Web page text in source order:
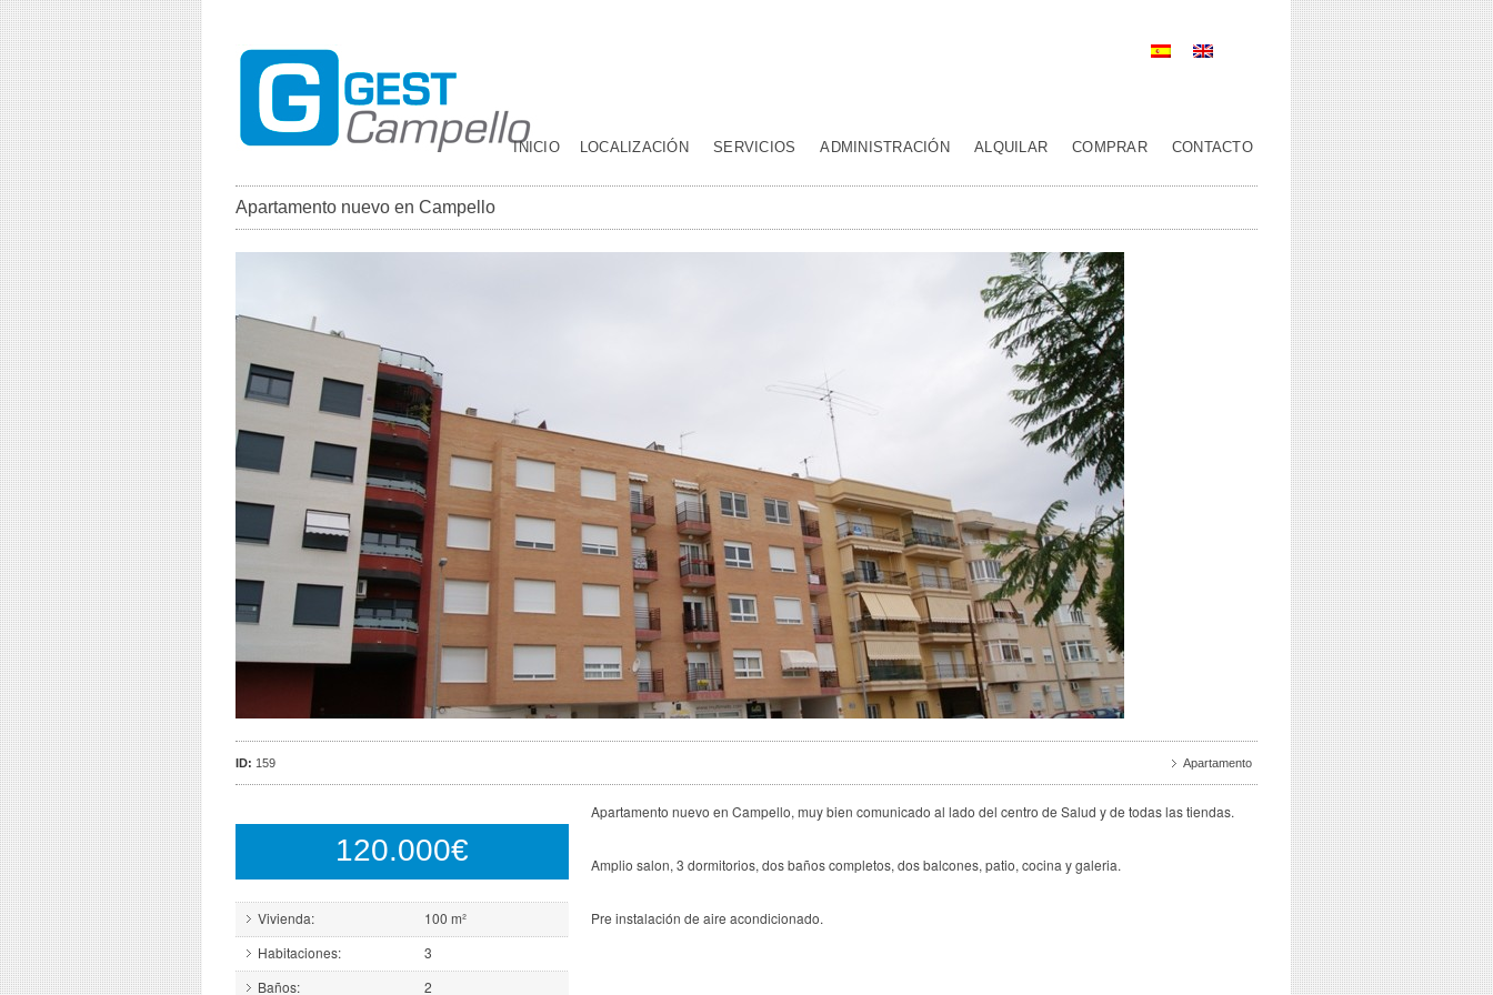
INICIO LOCALIZACIÓN SERVICIOS ADMINISTRACIÓN ALQUILAR COMPRAR CONTACTO
Apartamento nuevo en Campello
ID: 159 Apartamento
120.000€
Vivienda:
100 m²
Habitaciones:
3
Baños:
2
Apartamento nuevo en Campello, muy bien comunicado al lado del centro de Salud y de todas las tiendas.
Amplio salon, 3 dormitorios, dos baños completos, dos balcones, patio, cocina y galeria.
Pre instalación de aire acondicionado.